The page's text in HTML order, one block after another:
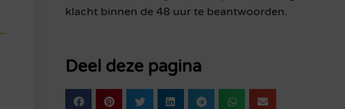
klacht binnen de 48 uur te beantwoorden.
Deel deze pagina